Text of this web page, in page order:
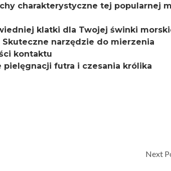
charakterystyczne tej popularnej
klatki dla Twojej świnki
narzędzie do mierzenia
kontaktu
pielęgnacji futra i czesania królika
Next